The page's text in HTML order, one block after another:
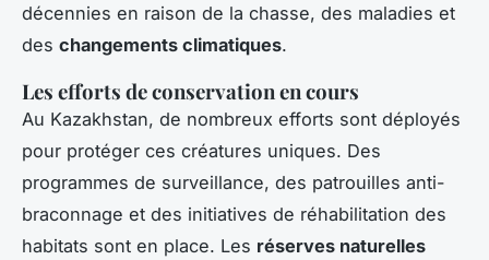
décennies en raison de la chasse, des maladies et
des changements climatiques.
Les efforts de conservation en cours
Au Kazakhstan, de nombreux efforts sont déployés
pour protéger ces créatures uniques. Des
programmes de surveillance, des patrouilles anti-
braconnage et des initiatives de réhabilitation des
habitats sont en place. Les réserves naturelles